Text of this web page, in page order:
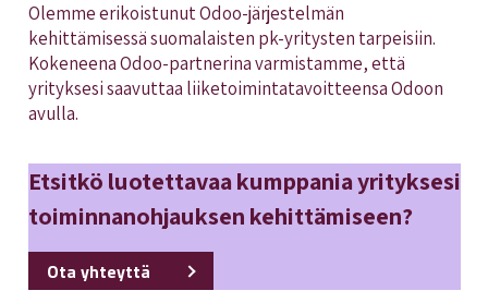
Olemme erikoistunut Odoo-järjestelmän
kehittämisessä suomalaisten pk-yritysten tarpeisiin.
Kokeneena Odoo-partnerina varmistamme, että
yrityksesi saavuttaa liiketoimintatavoitteensa Odoon
avulla.
Etsitkö luotettavaa kumppania yrityksesi
toiminnanohjauksen kehittämiseen?
Ota yhteyttä